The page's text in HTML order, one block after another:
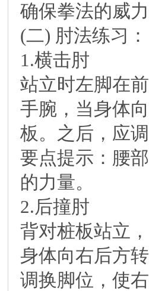
确保拳法的威
(二)肘法练习：
1.横击肘
站立时左脚在
手腕，当身体
板。之后，应
要点提示：腰
的力量。
2.后撞肘
背对桩板站立
身体向右后方
调换脚位，使